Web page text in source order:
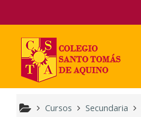
Cursos Secundaria